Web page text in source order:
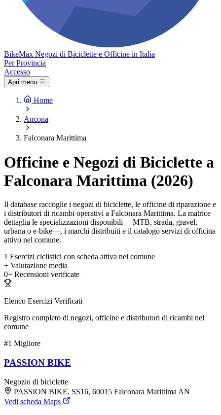
BikeMax Negozi di Biciclette e Officine in Italia
Per Provincia
Accesso
Apri menu
Home
Ancona
Falconara Marittima
Officine e Negozi di Biciclette a
Falconara Marittima (2026)
Il database raccoglie i negozi di biciclette, le officine di riparazione e
i distributori di ricambi operativi a Falconara Marittima. La matrice
dettaglia le specializzazioni disponibili —MTB, strada, gravel,
urbana o e-bike—, i marchi distribuiti e il catalogo servizi di officina
attivo nel comune.
1 Esercizi ciclistici con scheda attiva nel comune
+ Valutazione media
0+ Recensioni verificate
Elenco Esercizi Verificati
Registro completo di negozi, officine e distributori di ricambi nel
comune
#1 Migliore
PASSION BIKE
Negozio di biciclette
PASSION BIKE, SS16, 60015 Falconara Marittima AN
Vedi scheda Maps